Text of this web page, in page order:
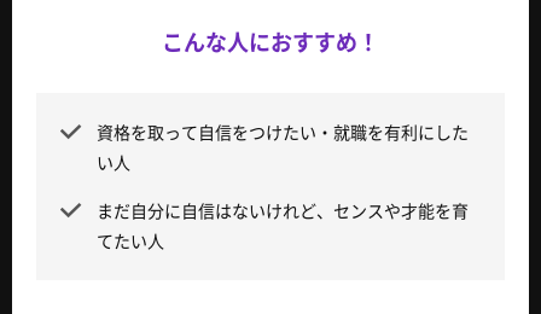
こんな人におすすめ！
資格を取って自信をつけたい・就職を有利にした
い人
まだ自分に自信はないけれど、センスや才能を育
てたい人